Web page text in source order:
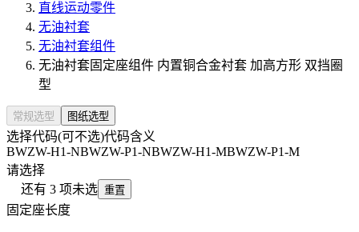
直线运动零件
无油衬套
无油衬套组件
无油衬套固定座组件 内置铜合金衬套 加高方形 双挡圈
型
常规选型 图纸选型
选择代码(可不选)代码含义
BWZW-H1-NBWZW-P1-NBWZW-H1-MBWZW-P1-M
请选择
还有 3 项未选 重置
固定座长度